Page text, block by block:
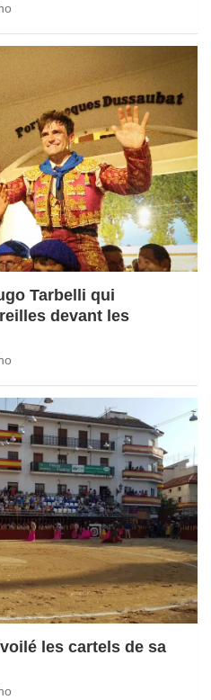
Tarbelli qui
devant les
les cartels de sa